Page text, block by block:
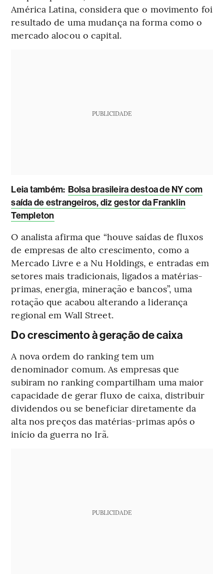
América Latina, considera que o movimento foi
resultado de uma mudança na forma como o
mercado alocou o capital.
PUBLICIDADE
Leia também: Bolsa brasileira destoa de NY com
saída de estrangeiros, diz gestor da Franklin
Templeton
O analista afirma que “houve saídas de fluxos
de empresas de alto crescimento, como a
Mercado Livre e a Nu Holdings, e entradas em
setores mais tradicionais, ligados a matérias-
primas, energia, mineração e bancos”, uma
rotação que acabou alterando a liderança
regional em Wall Street.
Do crescimento à geração de caixa
A nova ordem do ranking tem um
denominador comum. As empresas que
subiram no ranking compartilham uma maior
capacidade de gerar fluxo de caixa, distribuir
dividendos ou se beneficiar diretamente da
alta nos preços das matérias-primas após o
início da guerra no Irã.
PUBLICIDADE